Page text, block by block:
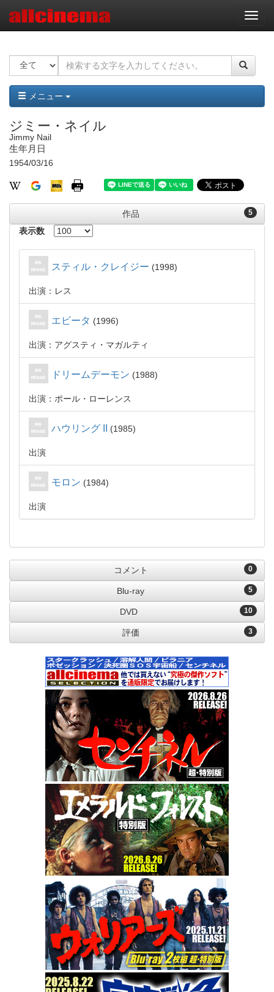
ナ
ビ
ー
ョ
ン
メニュー
ジミー・ネイル
Jimmy Nail
生年月日
1954/03/16
5
作品
表示数
スティル・クレイジー 1998
出演：レス
エビータ 1996
出演：アグスティ・マガルティ
ドリームデーモン 1988
出演：ポール・ローレンス
ハウリング II 1985
出演
モロン 1984
出演
0
コメント
5
Blu-ray
10
DVD
3
評価